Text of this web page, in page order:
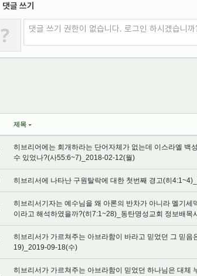
댓글 쓰기
? 댓글 쓰기 권한이 없습니다. 로그인 하시겠습니까
제목
히브리어에는 회개하라는 단어자체가 없는데 이스라엘 백
수 있었나?(사55:6~7)_2018-02-12(월)
히브리서에 나타난 구원탈락에 대한 첫번째 경고(히
히브리서기자는 예수님을 왜 아론의 반차가 아니라 멜기세
이라고 해석하였을까?(히7:1~28)_동탄명성교회 정보배목
히브리서가 가르쳐주는 아브라함이 바라고 믿었던 그 믿음
19)_2019-09-18(수)
히브리서가 가르쳐주는 아브라함이 믿었던 하나님은 대체